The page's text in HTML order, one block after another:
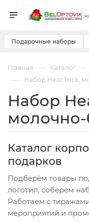
Подарочные наборы
Главная — Каталог —
— Набор Heat Trick,
Набор
Каталог
подарков
Подберём товары
логотип, соберём
Работаем с
мероприятий и